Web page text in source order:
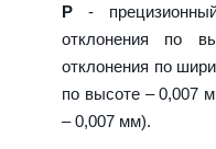
P -
отклонения по
отклонения по
по высоте – 0,007
– 0,007 мм).